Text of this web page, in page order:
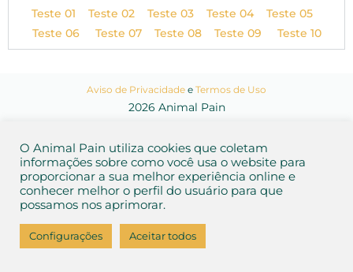
Teste 01 Teste 02 Teste 03 Teste 04
Teste 05
Teste 06 Teste 07 Teste 08 Teste 09 Teste 10
Aviso de Privacidade e Termos de Uso
2026 Animal Pain
O Animal Pain utiliza cookies que coletam
informações sobre como você usa o website para
proporcionar a sua melhor experiência online e
conhecer melhor o perfil do usuário para que
possamos nos aprimorar.
Configurações Aceitar todos